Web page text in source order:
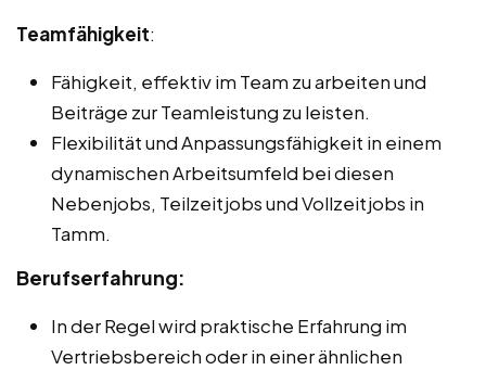
Teamfähigkeit:
Fähigkeit, effektiv im Team zu arbeiten und
Beiträge zur Teamleistung zu leisten.
Flexibilität und Anpassungsfähigkeit in einem
dynamischen Arbeitsumfeld bei diesen
Nebenjobs, Teilzeitjobs und Vollzeitjobs in
Tamm.
Berufserfahrung:
In der Regel wird praktische Erfahrung im
Vertriebsbereich oder in einer ähnlichen